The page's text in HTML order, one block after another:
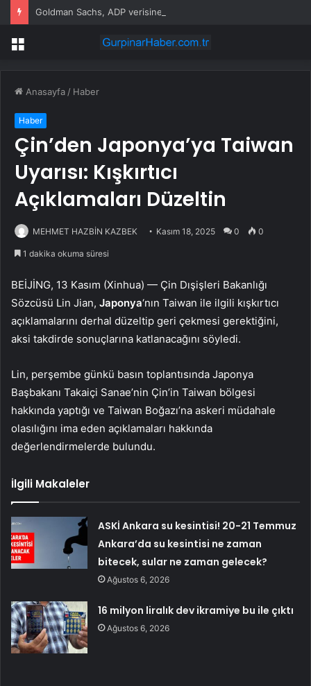
Menü
Anasayfa / Haber
Haber
Çin’den Japonya’ya Taiwan
Uyarısı: Kışkırtıcı
Açıklamaları Düzeltin
MEHMET HAZBİN KAZBEK Kasım 18, 2025 0 0
1 dakika okuma süresi
BEİJİNG, 13 Kasım (Xinhua) — Çin Dışişleri Bakanlığı
Sözcüsü Lin Jian, Japonya‘nın Taiwan ile ilgili kışkırtıcı
açıklamalarını derhal düzeltip geri çekmesi gerektiğini,
aksi takdirde sonuçlarına katlanacağını söyledi.
Lin, perşembe günkü basın toplantısında Japonya
Başbakanı Takaiçi Sanae’nin Çin’in Taiwan bölgesi
hakkında yaptığı ve Taiwan Boğazı’na askeri müdahale
olasılığını ima eden açıklamaları hakkında
değerlendirmelerde bulundu.
İlgili Makaleler
ASKİ Ankara su kesintisi! 20-21 Temmuz
Ankara’da su kesintisi ne zaman
bitecek, sular ne zaman gelecek?
Ağustos 6, 2026
16 milyon liralık dev ikramiye bu ile çıktı
Ağustos 6, 2026